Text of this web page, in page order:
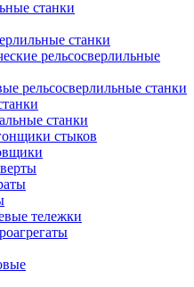
станки
станки
рельсосверлильные
рельсосверлильные станки
станки
стыков
тележки